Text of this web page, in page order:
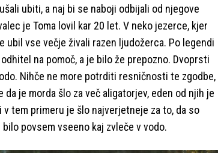
ubiti, a naj bi se naboji odbijali od njegove
je Toma lovil kar 20 let. V neko jezerce, kjer
ubil vse večje živali razen ljudožerca. Po legendi
na pomoč, a je bilo že prepozno. Dvoprsti
Nihče ne more potrditi resničnosti te zgodbe,
je morda šlo za več aligatorjev, eden od njih je
tem primeru je šlo najverjetneje za to, da so
povsem vseeno kaj zvleče v vodo.